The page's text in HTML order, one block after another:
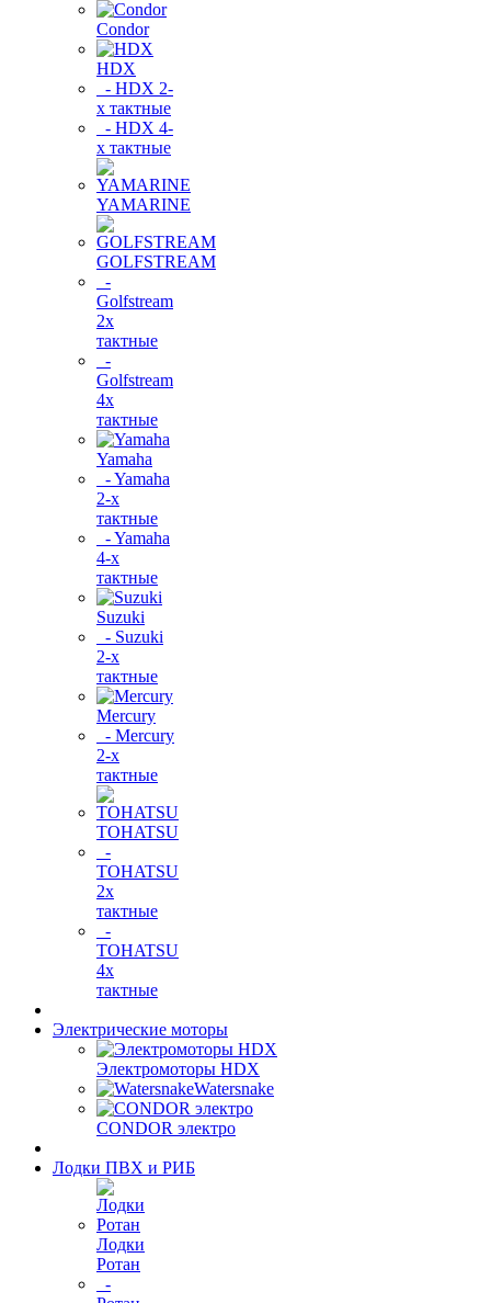
Condor
HDX
- HDX 2-
х тактные
- HDX 4-
х тактные
YAMARINE
GOLFSTREAM
-
Golfstream
2х
тактные
-
Golfstream
4х
тактные
Yamaha
- Yamaha
2-х
тактные
- Yamaha
4-х
тактные
Suzuki
- Suzuki
2-х
тактные
Mercury
- Mercury
2-х
тактные
TOHATSU
-
TOHATSU
2х
тактные
-
TOHATSU
4х
тактные
Электрические моторы
Электромоторы HDX
Watersnake
CONDOR электро
Лодки ПВХ и РИБ
Лодки
Ротан
-